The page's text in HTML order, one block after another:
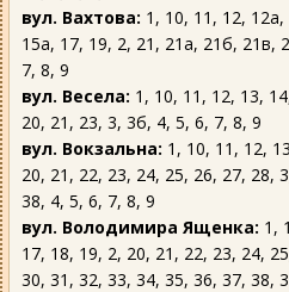
вул. Вахтова: 1, 10, 11, 12,
15а, 17, 19, 2, 21, 21а, 21б, 21в,
7, 8, 9
вул. Весела: 1, 10, 11, 12, 13,
20, 21, 23, 3, 3б, 4, 5, 6, 7, 8, 9
вул. Вокзальна: 1, 10, 11, 12,
20, 21, 22, 23, 24, 25, 26, 27, 28,
38, 4, 5, 6, 7, 8, 9
вул. Володимира Ященка: 1,
17, 18, 19, 2, 20, 21, 22, 23, 24,
30, 31, 32, 33, 34, 35, 36, 37, 38,